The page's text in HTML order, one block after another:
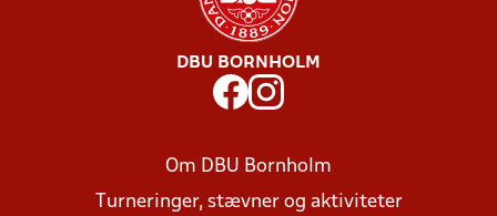
DBU BORNHOLM
Om DBU Bornholm
Turneringer, stævner og aktiviteter